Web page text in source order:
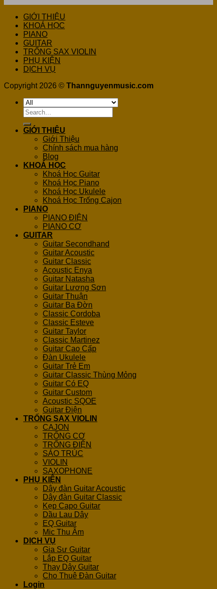
GIỚI THIỆU
KHOÁ HỌC
PIANO
GUITAR
TRỐNG SAX VIOLIN
PHỤ KIỆN
DỊCH VỤ
Copyright 2026 © Thannguyenmusic.com
Search
for:
GIỚI THIỆU
Giới Thiệu
Chính sách mua hàng
Blog
KHOÁ HỌC
Khoá Học Guitar
Khoá Học Piano
Khoá Học Ukulele
Khoá Học Trống Cajon
PIANO
PIANO ĐIỆN
PIANO CƠ
GUITAR
Guitar Secondhand
Guitar Acoustic
Guitar Classic
Acoustic Enya
Guitar Natasha
Guitar Lương Sơn
Guitar Thuận
Guitar Ba Đờn
Classic Cordoba
Classic Esteve
Guitar Taylor
Classic Martinez
Guitar Cao Cấp
Đàn Ukulele
Guitar Trẻ Em
Guitar Classic Thùng Mỏng
Guitar Có EQ
Guitar Custom
Acoustic SQOE
Guitar Điện
TRỐNG SAX VIOLIN
CAJON
TRỐNG CƠ
TRỐNG ĐIỆN
SÁO TRÚC
VIOLIN
SAXOPHONE
PHỤ KIỆN
Dây đàn Guitar Acoustic
Dây đàn Guitar Classic
Kẹp Capo Guitar
Dầu Lau Dây
EQ Guitar
Mic Thu Âm
DỊCH VỤ
Gia Sư Guitar
Lắp EQ Guitar
Thay Dây Guitar
Cho Thuê Đàn Guitar
Login